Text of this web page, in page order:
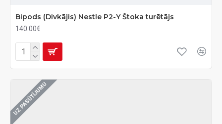
Bipods (Divkājis) Nestle P2-Y Štoka turētājs
140.00€
UZ PASŪTĪJUMU